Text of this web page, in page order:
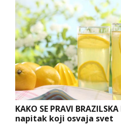
KAKO SE PRAVI
napitak koji osvaja svet